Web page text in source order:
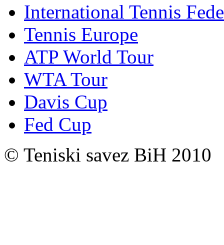
International Tennis
Tennis Europe
ATP World Tour
WTA Tour
Davis Cup
Fed Cup
© Teniski savez BiH 2010